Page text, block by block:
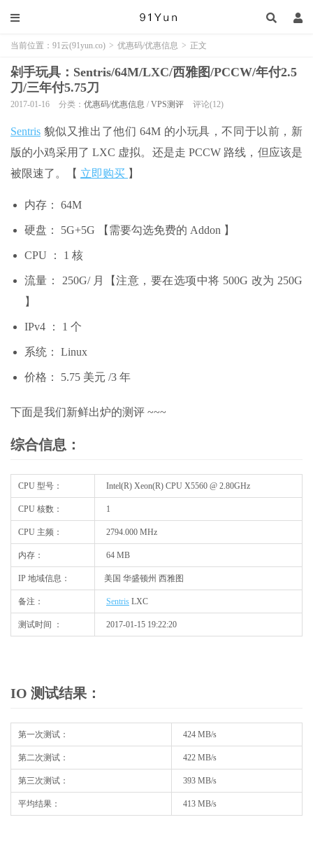
当前位置： 91云(91yun.co) > 优惠码/优惠信息 > 正文
剁手玩具：Sentris/64M/LXC/西雅图/PCCW/年付2.5
刀/三年付5.75刀
2017-01-16 分类： 优惠码/优惠信息 / VPS测评 评论(12)
Sentris 貌似又推出了他们 64M 的小玩具，不同于以前，新
版的小鸡采用了 LXC 虚拟。还是走 PCCW 路线，但应该是
被限速了。【 立即购买 】
内存： 64M
硬盘： 5G+5G 【需要勾选免费的 Addon 】
CPU ： 1 核
流量： 250G/ 月【注意，要在选项中将 500G 改为 250G
】
IPv4 ： 1 个
系统： Linux
价格： 5.75 美元 /3 年
下面是我们新鲜出炉的测评 ~~~
综合信息：
CPU 型号： Intel(R) Xeon(R) CPU X5560 @ 2.80GHz
CPU 核数： 1
CPU 主频： 2794.000 MHz
内存： 64 MB
IP 地域信息： 美国 华盛顿州 西雅图
备注： Sentris LXC
测试时间 ： 2017-01-15 19:22:20
IO 测试结果：
第一次测试： 424 MB/s
第二次测试： 422 MB/s
第三次测试： 393 MB/s
平均结果： 413 MB/s